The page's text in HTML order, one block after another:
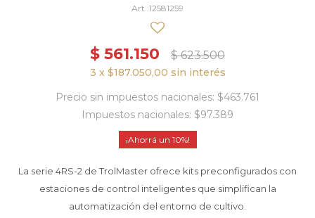
12581259
$ 561.150 $ 623.500
3 x $187.050,00 sin interés
Precio sin impuestos nacionales: $463.761
Impuestos nacionales: $97.389
10
La serie 4RS-2 de TrolMaster ofrece kits preconfigurados con
estaciones de control inteligentes que simplifican la
automatización del entorno de cultivo.